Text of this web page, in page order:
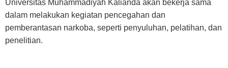
Universitas Muhammadiyah Kalianda akan bekerja sama
dalam melakukan kegiatan pencegahan dan
pemberantasan narkoba, seperti penyuluhan, pelatihan, dan
penelitian.